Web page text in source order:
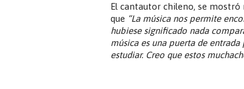
El cantautor chileno, se mostró
que “La música nos permite
hubiese significado nada
música es una puerta de
estudiar. Creo que estos